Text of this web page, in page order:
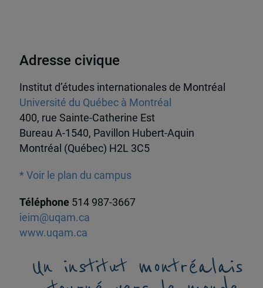
Adresse civique
Institut d’études internationales de Montréal
Université du Québec à Montréal
400, rue Sainte-Catherine Est
Bureau A-1540, Pavillon Hubert-Aquin
Montréal (Québec) H2L 3C5
* Voir le plan du campus
Téléphone 514 987-3667
ieim@uqam.ca
www.uqam.ca
Un institut montréalais